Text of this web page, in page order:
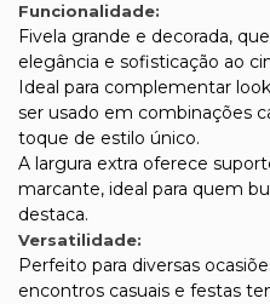
Funcionalidade:
Fivela grande e decorada,
elegância e sofisticação ao
Ideal para complementar
ser usado em combinações
toque de estilo único.
A largura extra oferece
marcante, ideal para quem
destaca.
Versatilidade:
Perfeito para diversas
encontros casuais e festas